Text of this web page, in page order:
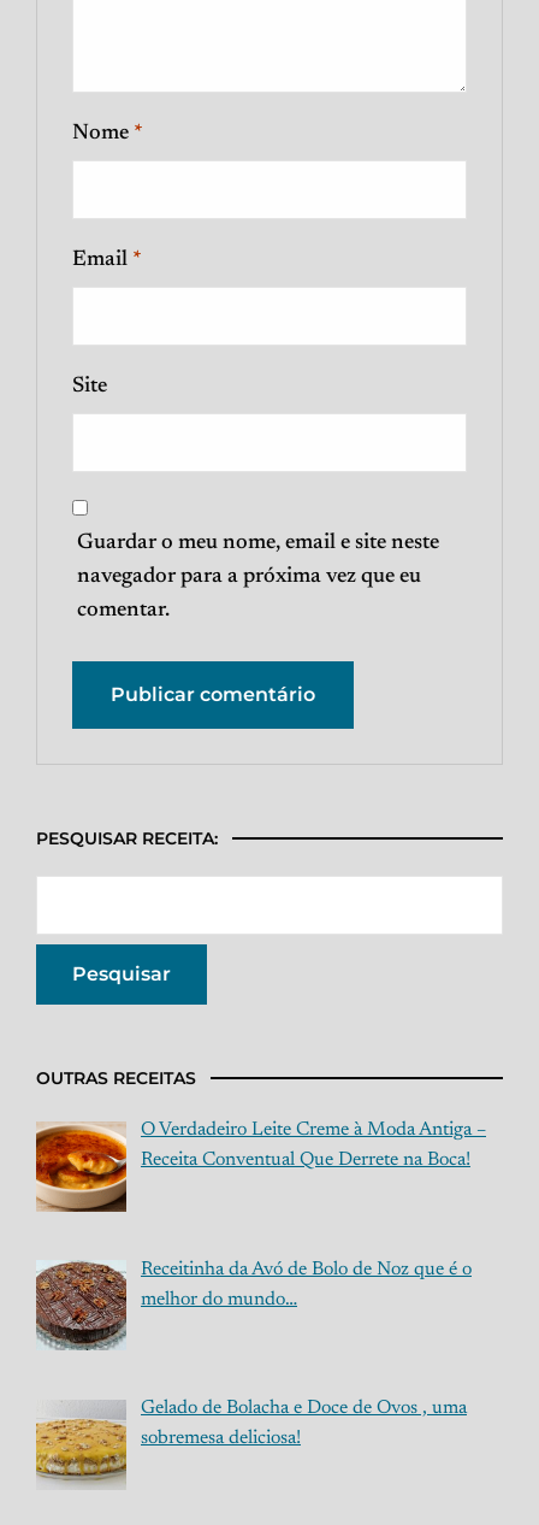
Nome *
Email *
Site
Guardar o meu nome, email e site neste
navegador para a próxima vez que eu
comentar.
PESQUISAR RECEITA:
OUTRAS RECEITAS
O Verdadeiro Leite Creme à Moda Antiga –
Receita Conventual Que Derrete na Boca!
Receitinha da Avó de Bolo de Noz que é o
melhor do mundo…
Gelado de Bolacha e Doce de Ovos , uma
sobremesa deliciosa!